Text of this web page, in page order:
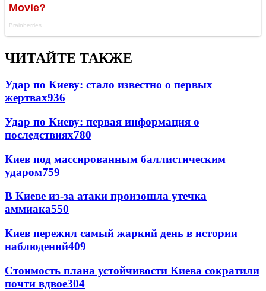
ЧИТАЙТЕ ТАКЖЕ
Удар по Киеву: стало известно о первых
жертвах936
Удар по Киеву: первая информация о
последствиях780
Киев под массированным баллистическим
ударом759
В Киеве из-за атаки произошла утечка
аммиака550
Киев пережил самый жаркий день в истории
наблюдений409
Стоимость плана устойчивости Киева сократили
почти вдвое304